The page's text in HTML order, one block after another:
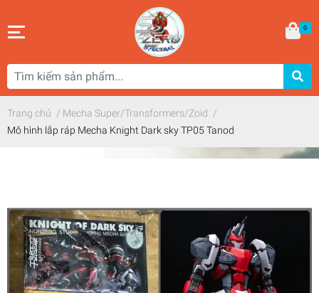
0
Trang chủ / Mecha Super/Transformers/Zoid /
Mô hình lắp ráp Mecha Knight Dark sky TP05 Tanod